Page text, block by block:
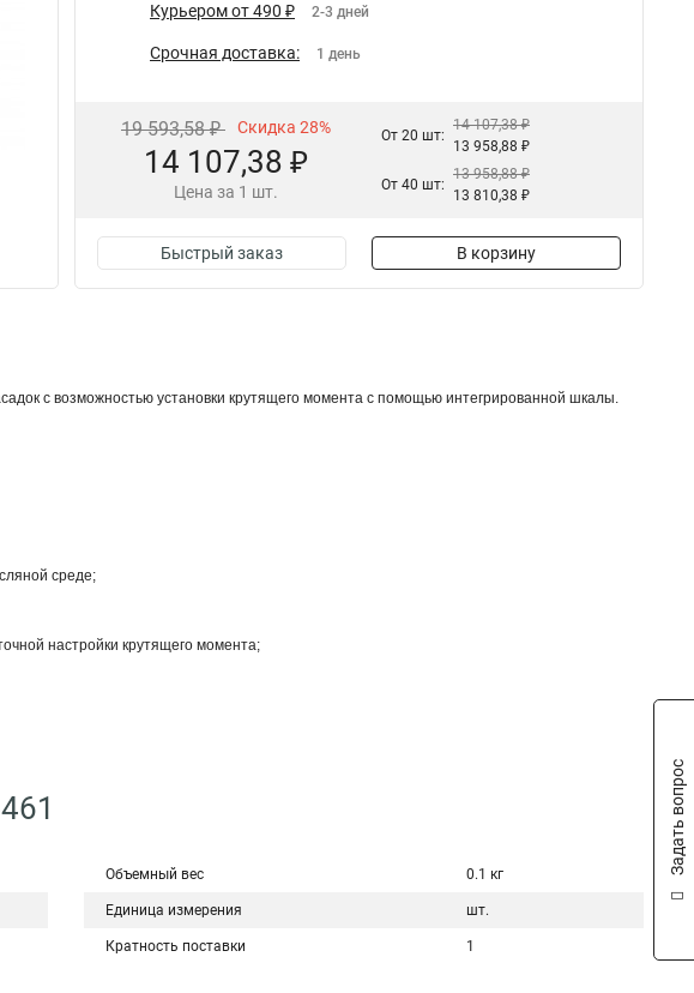
Курьером от 490 ₽ 2-3 дней
Срочная доставка: 1 день
19 593,58 ₽ Скидка 28%
14 107,38 ₽
Цена за 1 шт.
От 20 шт:
14 107,38 ₽
13 958,88 ₽
От 40 шт:
13 958,88 ₽
13 810,38 ₽
Быстрый заказ В корзину
с возможностью установки крутящего момента с помощью интегрированной шкалы.
среде;
настройки крутящего момента;
Объемный вес 0.1 кг
Единица измерения шт.
Кратность поставки 1
Задать вопрос